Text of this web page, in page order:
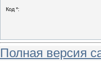
Код *:
Полная версия